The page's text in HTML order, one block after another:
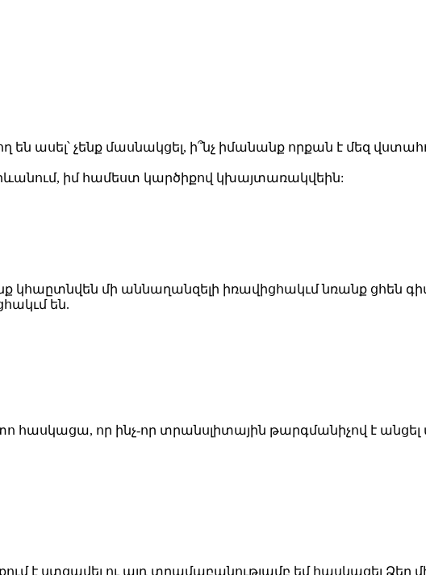
ասել՝ չենք մասնակցել, ի՞նչ իմանանք որքան է մեզ
իմ համեստ կարծիքով կխայտառակվեին:
կհաըտնվեն մի աննաղանզելի իռավիցհակւմ նռանք ցհեն
են.
հասկացա, որ ինչ-որ տրանսլիտային թարգմանիչով է
է ստցավել ու այդ տրամաբանությամբ եմ հասկացել Ձեր